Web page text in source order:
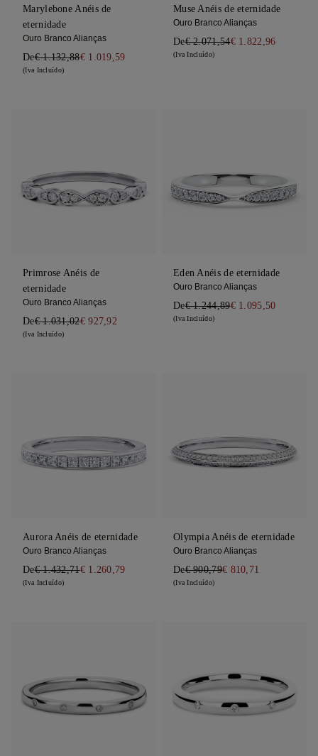
Marylebone Anéis de
eternidade
Ouro Branco Alianças
De€ 1.132,88€ 1.019,59
(Iva Incluído)
Muse Anéis de eternidade
Ouro Branco Alianças
De€ 2.071,54€ 1.822,96
(Iva Incluído)
Primrose Anéis de
eternidade
Ouro Branco Alianças
De€ 1.031,02€ 927,92
(Iva Incluído)
Eden Anéis de eternidade
Ouro Branco Alianças
De€ 1.244,89€ 1.095,50
(Iva Incluído)
Aurora Anéis de eternidade
Ouro Branco Alianças
De€ 1.432,71€ 1.260,79
(Iva Incluído)
Olympia Anéis de eternidade
Ouro Branco Alianças
De€ 900,79€ 810,71
(Iva Incluído)